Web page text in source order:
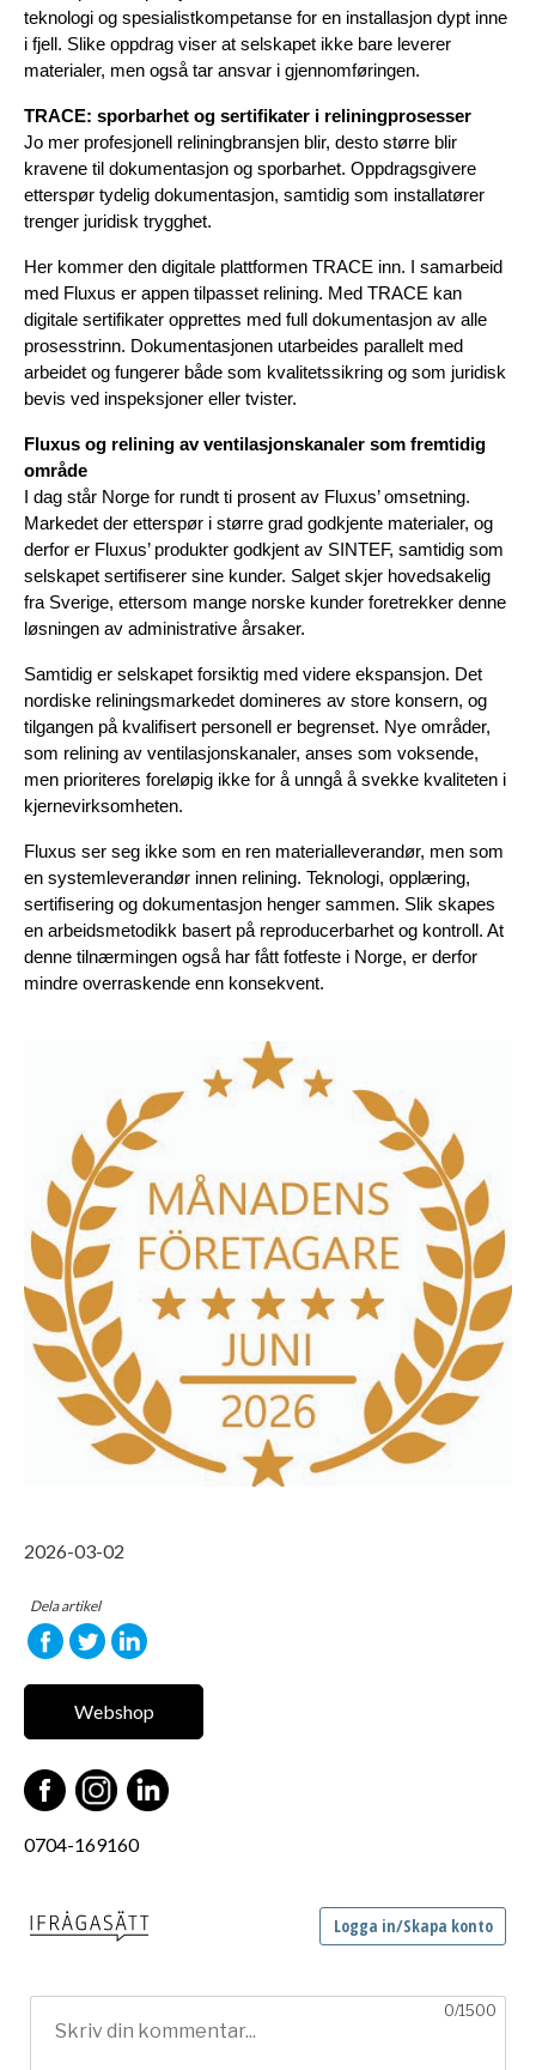
teknologi og spesialistkompetanse for en installasjon dypt inne
i fjell. Slike oppdrag viser at selskapet ikke bare leverer
materialer, men også tar ansvar i gjennomføringen.
TRACE: sporbarhet og sertifikater i reliningprosesser
Jo mer profesjonell reliningbransjen blir, desto større blir
kravene til dokumentasjon og sporbarhet. Oppdragsgivere
etterspør tydelig dokumentasjon, samtidig som installatører
trenger juridisk trygghet.
Her kommer den digitale plattformen TRACE inn. I samarbeid
med Fluxus er appen tilpasset relining. Med TRACE kan
digitale sertifikater opprettes med full dokumentasjon av alle
prosesstrinn. Dokumentasjonen utarbeides parallelt med
arbeidet og fungerer både som kvalitetssikring og som juridisk
bevis ved inspeksjoner eller tvister.
Fluxus og relining av ventilasjonskanaler som fremtidig
område
I dag står Norge for rundt ti prosent av Fluxus’ omsetning.
Markedet der etterspør i større grad godkjente materialer, og
derfor er Fluxus’ produkter godkjent av SINTEF, samtidig som
selskapet sertifiserer sine kunder. Salget skjer hovedsakelig
fra Sverige, ettersom mange norske kunder foretrekker denne
løsningen av administrative årsaker.
Samtidig er selskapet forsiktig med videre ekspansjon. Det
nordiske reliningsmarkedet domineres av store konsern, og
tilgangen på kvalifisert personell er begrenset. Nye områder,
som relining av ventilasjonskanaler, anses som voksende,
men prioriteres foreløpig ikke for å unngå å svekke kvaliteten i
kjernevirksomheten.
Fluxus ser seg ikke som en ren materialleverandør, men som
en systemleverandør innen relining. Teknologi, opplæring,
sertifisering og dokumentasjon henger sammen. Slik skapes
en arbeidsmetodikk basert på reproducerbarhet og kontroll. At
denne tilnærmingen også har fått fotfeste i Norge, er derfor
mindre overraskende enn konsekvent.
2026-03-02
Dela artikel
Webshop
0704-169160